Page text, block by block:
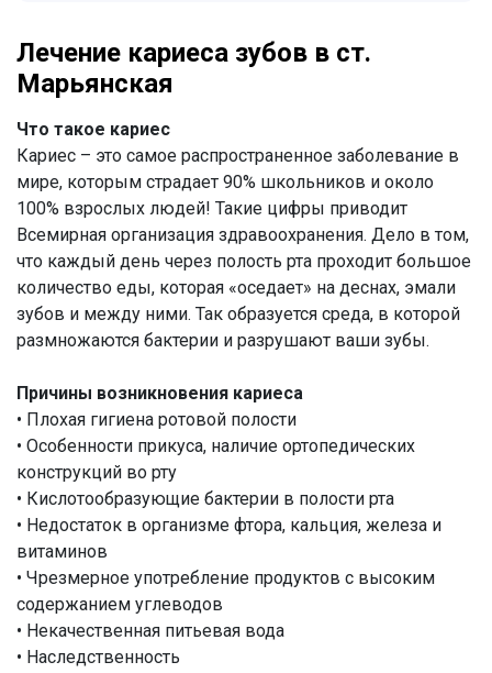
Лечение кариеса зубов в ст.
Марьянская
Что такое кариес
Кариес – это самое распространенное заболевание в
мире, которым страдает 90% школьников и около
100% взрослых людей! Такие цифры приводит
Всемирная организация здравоохранения. Дело в том,
что каждый день через полость рта проходит большое
количество еды, которая «оседает» на деснах, эмали
зубов и между ними. Так образуется среда, в которой
размножаются бактерии и разрушают ваши зубы.
Причины возникновения кариеса
• Плохая гигиена ротовой полости
• Особенности прикуса, наличие ортопедических
конструкций во рту
• Кислотообразующие бактерии в полости рта
• Недостаток в организме фтора, кальция, железа и
витаминов
• Чрезмерное употребление продуктов с высоким
содержанием углеводов
• Некачественная питьевая вода
• Наследственность